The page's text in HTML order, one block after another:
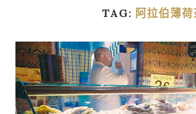
TAG: 阿拉伯薄荷